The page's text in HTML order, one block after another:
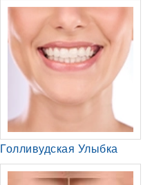
Голливудская Улыбка